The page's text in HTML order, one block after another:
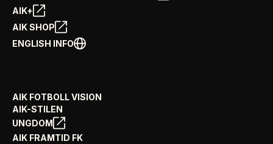
AIK+
AIK SHOP
ENGLISH INFO
AIK FOTBOLL VISION
AIK-STILEN
UNGDOM
AIK FRAMTID FK